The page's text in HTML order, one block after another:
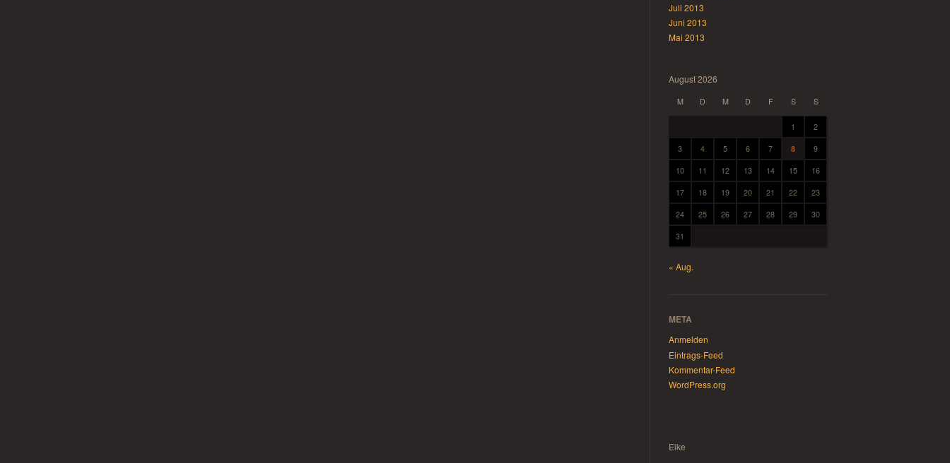
Juli 2013
Juni 2013
Mai 2013
August 2026
M D M D F S S
1 2
3 4 5 6 7 8 9
10 11 12 13 14 15 16
17 18 19 20 21 22 23
24 25 26 27 28 29 30
31
« Aug.
META
Anmelden
Eintrags-Feed
Kommentar-Feed
WordPress.org
Eike